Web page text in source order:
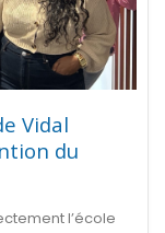
Vidal
du
l’école